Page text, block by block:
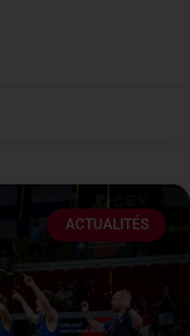
ACTUALITÉS